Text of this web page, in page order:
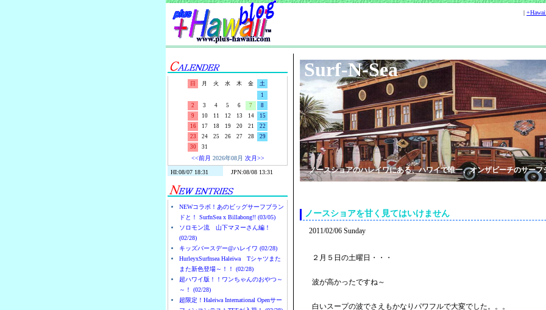
|
日 月 火 水 木 金
土
1
2
3 4 5 6 7
8
9
10 11 12 13 14
15
16
17 18 19 20 21
22
23
24 25 26 27 28
29
30
31
<<前月 2026年08月 次月>>
NEWコラボ！あのビッグサーフブラン
ドと！ SurfnSea x Billabong!! (03/05)
ソロモン流 山下マヌーさん編！
(02/28)
キッズバースデー@ハレイワ (02/28)
HurleyxSurfnsea Haleiwa Tシャツまた
また新色登場～！！ (02/28)
超ハワイ版！！ワンちゃんのおやつ～
～！ (02/28)
超限定！Haleiwa International Openサー
Surf-N-Sea
ノースショアのハレイワにある、ハワイで唯一、オンザビーチのサーフ
ノースショアを甘く見てはいけません
2011/02/06 Sunday
２月５日の土曜日・・・
波が高かったですね～
白いスープの波でさえもかなりパワフルで大変でした。。。